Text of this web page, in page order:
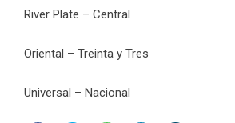
River Plate – Central
Oriental – Treinta y Tres
Universal – Nacional